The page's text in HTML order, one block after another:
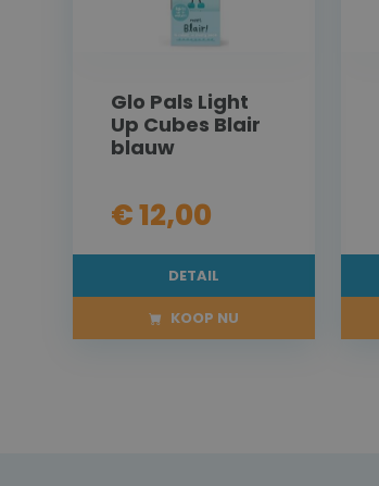
Glo Pals Light
Up Cubes Blair
blauw
€ 12,00
DETAIL
KOOP NU